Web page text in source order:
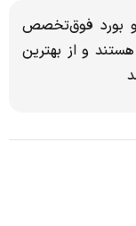
بورد فوق‌تخصص
و از بهترین